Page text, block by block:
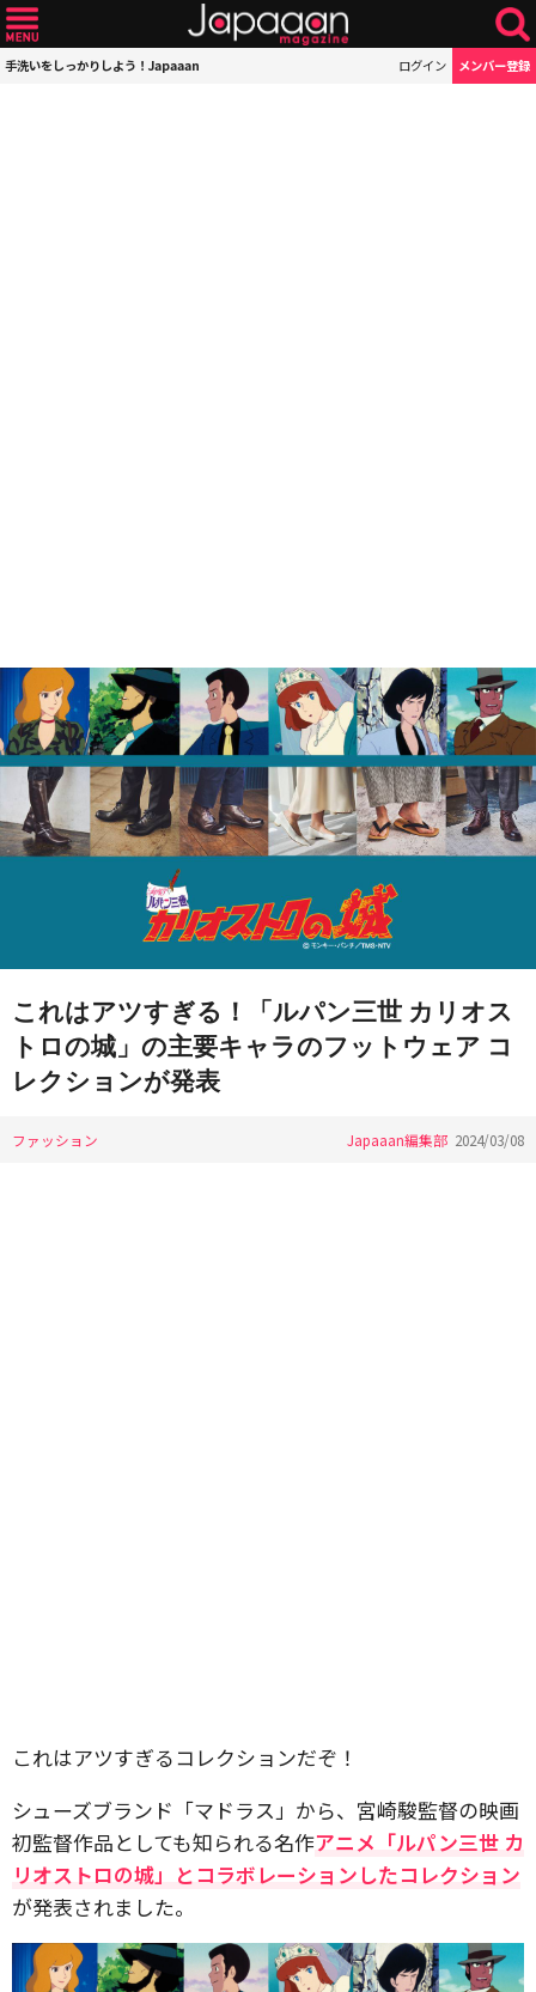
手洗いをしっかりしよう！Japaaan ログイン メンバー登録
これはアツすぎる！「ルパン三世 カリオス
トロの城」の主要キャラのフットウェア コ
レクションが発表
ファッション Japaaan編集部 2024/03/08
これはアツすぎるコレクションだぞ！
シューズブランド「マドラス」から、宮崎駿監督の映画
初監督作品としても知られる名作アニメ「ルパン三世 カ
リオストロの城」とコラボレーションしたコレクション
が発表されました。